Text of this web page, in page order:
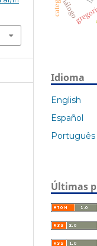
diálogo
Idioma
English
Español
Português
Últimas